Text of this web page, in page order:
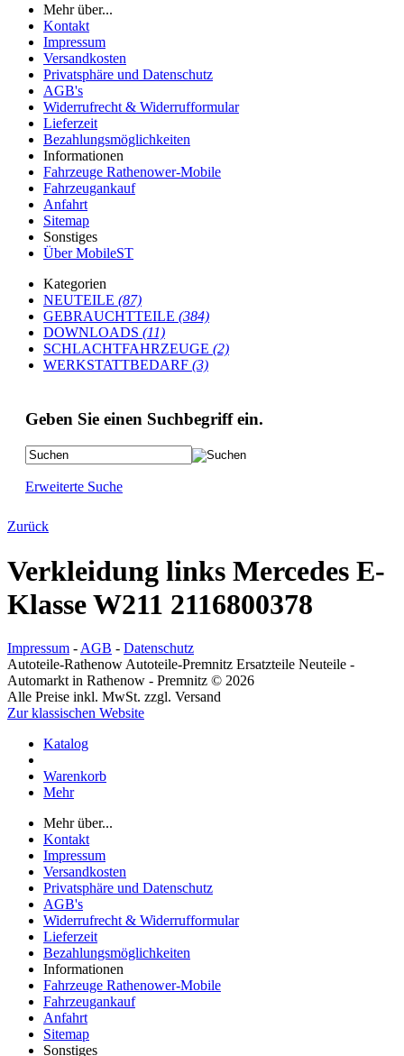
Mehr über...
Kontakt
Impressum
Versandkosten
Privatsphäre und Datenschutz
AGB's
Widerrufrecht & Widerrufformular
Lieferzeit
Bezahlungsmöglichkeiten
Informationen
Fahrzeuge Rathenower-Mobile
Fahrzeugankauf
Anfahrt
Sitemap
Sonstiges
Über MobileST
Kategorien
NEUTEILE (87)
GEBRAUCHTTEILE (384)
DOWNLOADS (11)
SCHLACHTFAHRZEUGE (2)
WERKSTATTBEDARF (3)
Geben Sie einen Suchbegriff ein.
Erweiterte Suche
Zurück
Verkleidung links Mercedes E-
Klasse W211 2116800378
Impressum - AGB - Datenschutz
Autoteile-Rathenow Autoteile-Premnitz Ersatzteile Neuteile -
Automarkt in Rathenow - Premnitz © 2026
Alle Preise inkl. MwSt. zzgl. Versand
Zur klassischen Website
Katalog
Warenkorb
Mehr
Mehr über...
Kontakt
Impressum
Versandkosten
Privatsphäre und Datenschutz
AGB's
Widerrufrecht & Widerrufformular
Lieferzeit
Bezahlungsmöglichkeiten
Informationen
Fahrzeuge Rathenower-Mobile
Fahrzeugankauf
Anfahrt
Sitemap
Sonstiges